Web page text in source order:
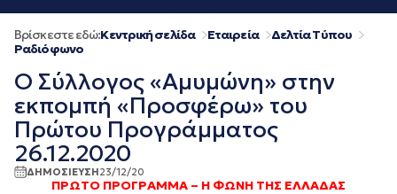
Βρίσκεστε εδώ:Κεντρική σελίδα Εταιρεία
Δελτία Τύπου
Ραδιόφωνο
Ο Σύλλογος «Αμυμώνη» στην
εκπομπή «Προσφέρω» του
Πρώτου Προγράμματος
26.12.2020
ΔΗΜΟΣΙΕΥΣΗ23/12/20
ΠΡΩΤΟ ΠΡΟΓΡΑΜΜΑ – Η ΦΩΝΗ ΤΗΣ ΕΛΛΑΔΑΣ